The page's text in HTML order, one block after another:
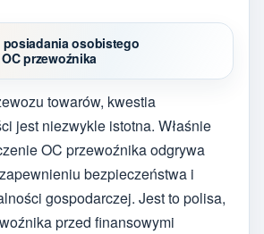
posiadania osobistego
przewoźnika
towarów, kwestia
jest niezwykle istotna. Właśnie
OC przewoźnika odgrywa
bezpieczeństwa i
gospodarczej. Jest to polisa,
przed finansowymi